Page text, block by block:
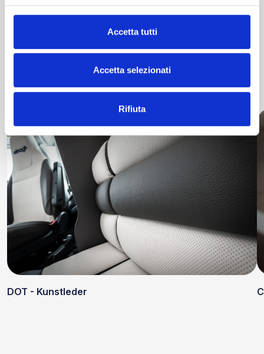
Accetta tutti
Accetta selezionati
Rifiuta
UPHOLSTERY
DOT - Kunstleder